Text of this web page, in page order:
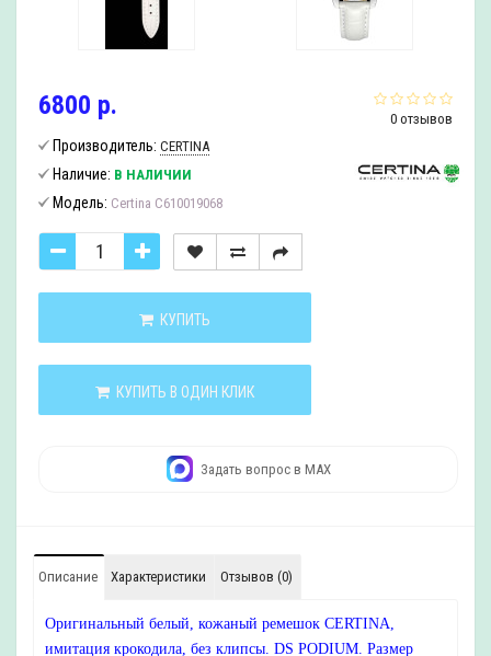
0 отзывов
6800 р.
Производитель: CERTINA
Наличие: В НАЛИЧИИ
Модель: Certina C610019068
КУПИТЬ
КУПИТЬ В ОДИН КЛИК
Задать вопрос в MAX
Описание Характеристики Отзывов (0)
Оригинальный белый, кожаный ремешок CERTINA,
имитация крокодила, без клипсы. DS PODIUM. Размер